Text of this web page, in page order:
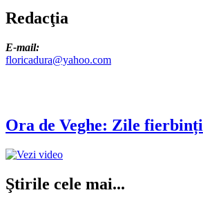
Redacţia
E-mail:
floricadura@yahoo.com
Ora de Veghe: Zile fierbinți
Ştirile cele mai...